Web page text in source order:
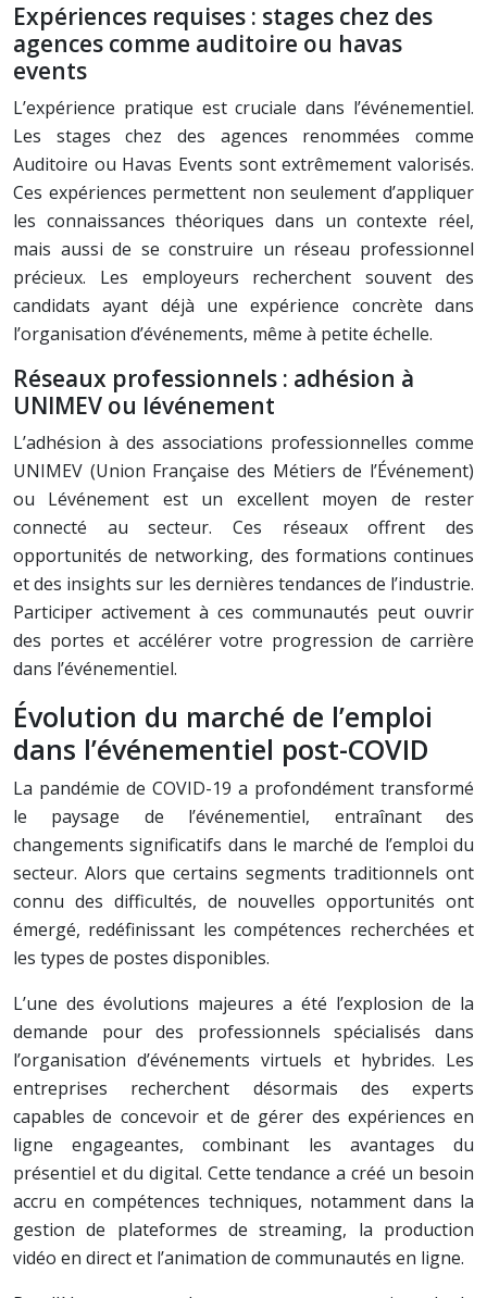
Expériences requises : stages chez des
agences comme auditoire ou havas
events
L’expérience pratique est cruciale dans l’événementiel.
Les stages chez des agences renommées comme
Auditoire ou Havas Events sont extrêmement valorisés.
Ces expériences permettent non seulement d’appliquer
les connaissances théoriques dans un contexte réel,
mais aussi de se construire un réseau professionnel
précieux. Les employeurs recherchent souvent des
candidats ayant déjà une expérience concrète dans
l’organisation d’événements, même à petite échelle.
Réseaux professionnels : adhésion à
UNIMEV ou lévénement
L’adhésion à des associations professionnelles comme
UNIMEV (Union Française des Métiers de l’Événement)
ou Lévénement est un excellent moyen de rester
connecté au secteur. Ces réseaux offrent des
opportunités de networking, des formations continues
et des insights sur les dernières tendances de l’industrie.
Participer activement à ces communautés peut ouvrir
des portes et accélérer votre progression de carrière
dans l’événementiel.
Évolution du marché de l’emploi
dans l’événementiel post-COVID
La pandémie de COVID-19 a profondément transformé
le paysage de l’événementiel, entraînant des
changements significatifs dans le marché de l’emploi du
secteur. Alors que certains segments traditionnels ont
connu des difficultés, de nouvelles opportunités ont
émergé, redéfinissant les compétences recherchées et
les types de postes disponibles.
L’une des évolutions majeures a été l’explosion de la
demande pour des professionnels spécialisés dans
l’organisation d’événements virtuels et hybrides. Les
entreprises recherchent désormais des experts
capables de concevoir et de gérer des expériences en
ligne engageantes, combinant les avantages du
présentiel et du digital. Cette tendance a créé un besoin
accru en compétences techniques, notamment dans la
gestion de plateformes de streaming, la production
vidéo en direct et l’animation de communautés en ligne.